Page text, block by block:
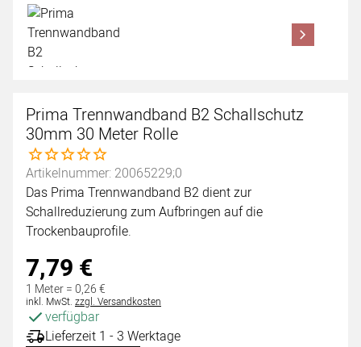
Prima Trennwandband B2 Schallschutz
30mm 30 Meter Rolle
Noch keine Bewertungen abgegeben
Artikelnummer: 20065229;0
Das Prima Trennwandband B2 dient zur
Schallreduzierung zum Aufbringen auf die
Trockenbauprofile.
7,79 €
1 Meter =0,26€
Steuerhinweis:
inkl. MwSt. zzgl. Versandkosten
verfügbar
Lieferzeit 1 - 3 Werktage